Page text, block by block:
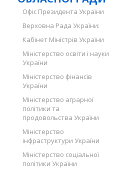
Офіс Президента України
Верховна Рада України:
Кабінет Міністрів України
Міністерство освіти і науки
України
Міністерство фінансів
України
Міністерство аграрної
політики та
продовольства України
Міністерство
інфраструктури України
Міністерство соціальної
політики України